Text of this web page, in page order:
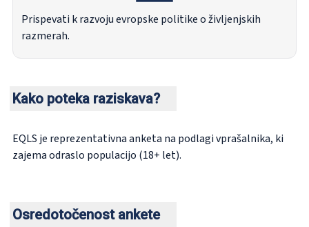
Prispevati k razvoju evropske politike o življenjskih
razmerah.
Kako poteka raziskava?
EQLS je reprezentativna anketa na podlagi vprašalnika, ki
zajema odraslo populacijo (18+ let).
Osredotočenost ankete